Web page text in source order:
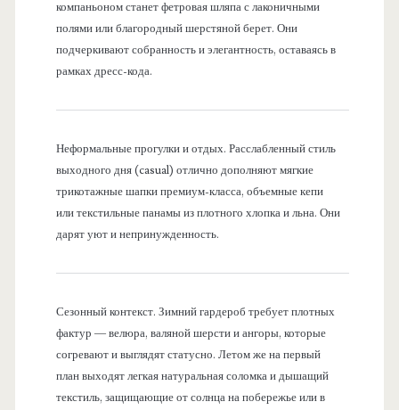
компаньоном станет фетровая шляпа с лаконичными
полями или благородный шерстяной берет. Они
подчеркивают собранность и элегантность, оставаясь в
рамках дресс-кода.
Неформальные прогулки и отдых. Расслабленный стиль
выходного дня (casual) отлично дополняют мягкие
трикотажные шапки премиум-класса, объемные кепи
или текстильные панамы из плотного хлопка и льна. Они
дарят уют и непринужденность.
Сезонный контекст. Зимний гардероб требует плотных
фактур — велюра, валяной шерсти и ангоры, которые
согревают и выглядят статусно. Летом же на первый
план выходят легкая натуральная соломка и дышащий
текстиль, защищающие от солнца на побережье или в